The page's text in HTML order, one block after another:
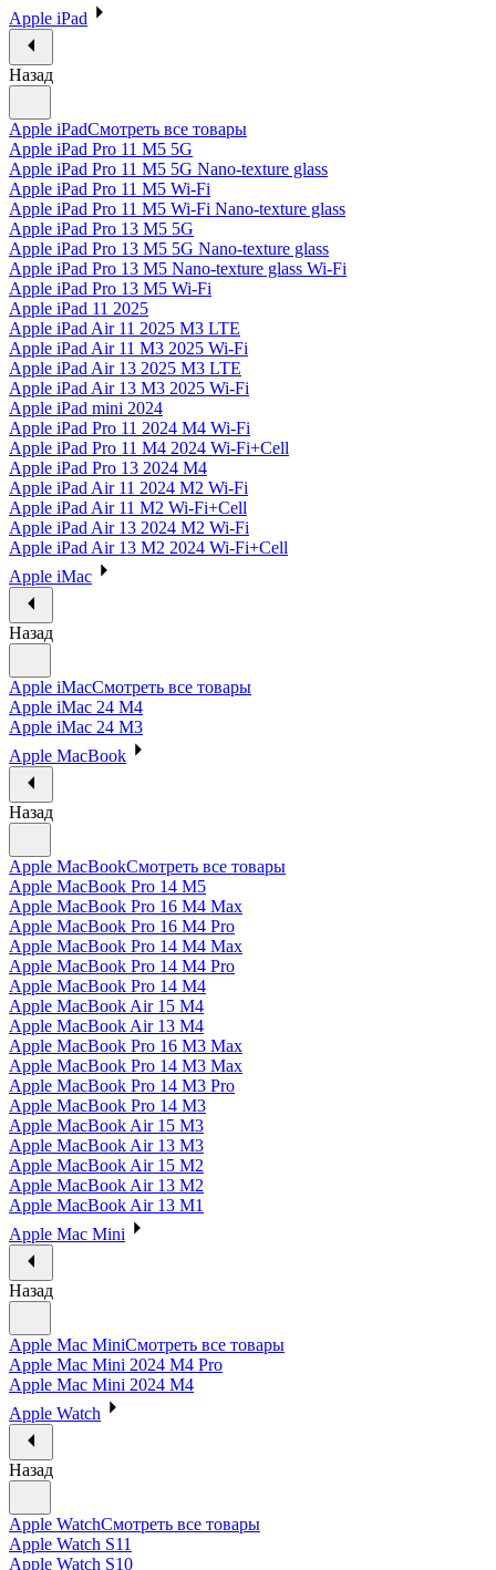
Apple iPad
Назад
Apple iPadСмотреть все товары
Apple iPad Pro 11 M5 5G
Apple iPad Pro 11 M5 5G Nano-texture glass
Apple iPad Pro 11 M5 Wi-Fi
Apple iPad Pro 11 M5 Wi-Fi Nano-texture glass
Apple iPad Pro 13 M5 5G
Apple iPad Pro 13 M5 5G Nano-texture glass
Apple iPad Pro 13 M5 Nano-texture glass Wi-Fi
Apple iPad Pro 13 M5 Wi-Fi
Apple iPad 11 2025
Apple iPad Air 11 2025 M3 LTE
Apple iPad Air 11 M3 2025 Wi-Fi
Apple iPad Air 13 2025 M3 LTE
Apple iPad Air 13 M3 2025 Wi-Fi
Apple iPad mini 2024
Apple iPad Pro 11 2024 M4 Wi-Fi
Apple iPad Pro 11 M4 2024 Wi-Fi+Cell
Apple iPad Pro 13 2024 M4
Apple iPad Air 11 2024 M2 Wi-Fi
Apple iPad Air 11 M2 Wi-Fi+Cell
Apple iPad Air 13 2024 M2 Wi-Fi
Apple iPad Air 13 M2 2024 Wi-Fi+Cell
Apple iMac
Назад
Apple iMacСмотреть все товары
Apple iMac 24 M4
Apple iMac 24 M3
Apple MacBook
Назад
Apple MacBookСмотреть все товары
Apple MacBook Pro 14 M5
Apple MacBook Pro 16 M4 Max
Apple MacBook Pro 16 M4 Pro
Apple MacBook Pro 14 M4 Max
Apple MacBook Pro 14 M4 Pro
Apple MacBook Pro 14 M4
Apple MacBook Air 15 M4
Apple MacBook Air 13 M4
Apple MacBook Pro 16 M3 Max
Apple MacBook Pro 14 M3 Max
Apple MacBook Pro 14 M3 Pro
Apple MacBook Pro 14 M3
Apple MacBook Air 15 M3
Apple MacBook Air 13 M3
Apple MacBook Air 15 M2
Apple MacBook Air 13 M2
Apple MacBook Air 13 M1
Apple Mac Mini
Назад
Apple Mac MiniСмотреть все товары
Apple Mac Mini 2024 M4 Pro
Apple Mac Mini 2024 M4
Apple Watch
Назад
Apple WatchСмотреть все товары
Apple Watch S11
Apple Watch S10